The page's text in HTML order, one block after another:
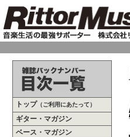
トップ （ご利用にあたって）
ギター・マガジン
ベース・マガジン